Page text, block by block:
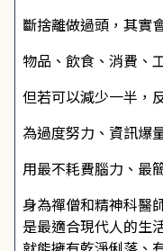
斷捨離做過頭，其實
物品、飲食、消費、
但若可以減少一半，
為過度努力、資訊爆
用最不耗費腦力、最
身為禪僧和精神科醫
是最適合現代人的生